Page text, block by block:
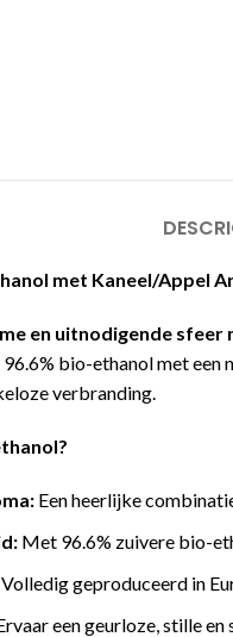
met Kaneel/Appel
en uitnodigende
bio-ethanol met
verbranding.
Een heerlijke
Met 96.6% zuivere bio-
Volledig geproduceerd in
een geurloze, stille